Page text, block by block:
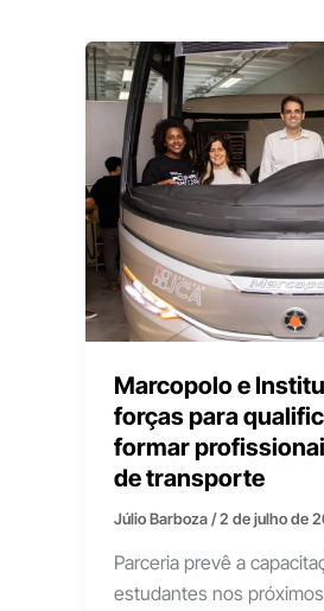
Marcopolo e
forças para
formar
de transporte
Júlio Barboza/2 de julho de
Parceria prevê a
estudantes nos